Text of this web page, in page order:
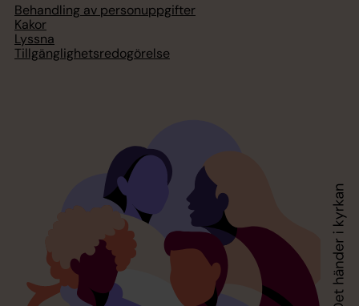
Behandling av personuppgifter
Kakor
Lyssna
Tillgänglighetsredogörelse